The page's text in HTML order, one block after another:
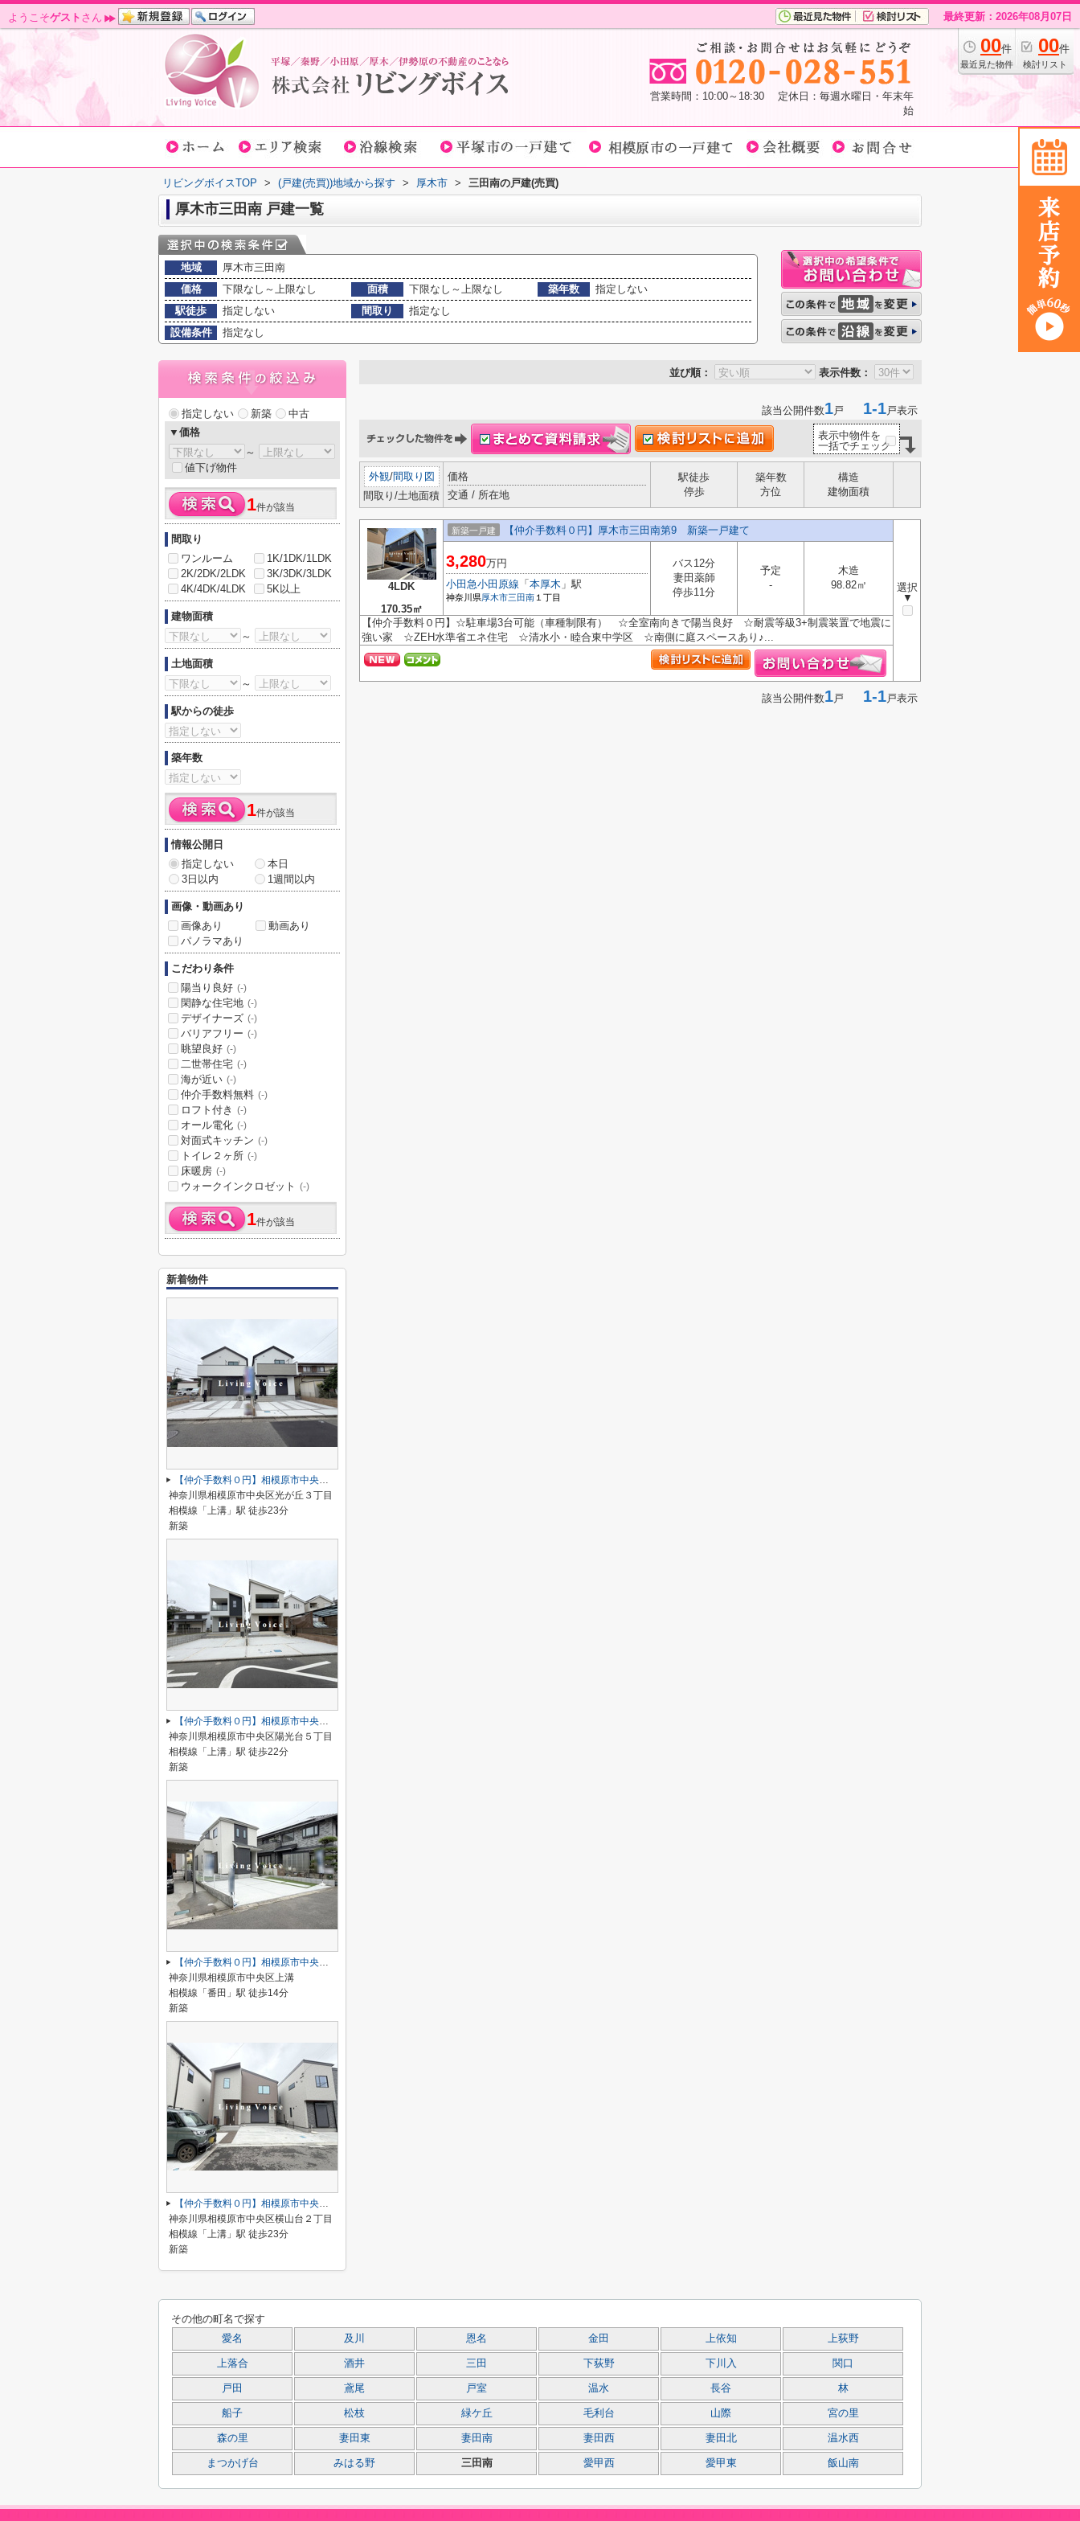
ようこそゲスト さん 最終更新：2026年08月07日
00件
最近見た物件
00件
検討リスト
営業時間：10:00～18:30 定休日：毎週水曜日・年末年
始
リビングボイスTOP > (戸建(売買))地域から探す > 厚木市 > 三田南の戸建(売買)
厚木市三田南 戸建一覧
地域
厚木市三田南
価格
下限なし～上限なし 面積 下限なし～上限なし 築年数
指定しない
駅徒歩
指定しない 間取り
指定なし
設備条件
指定なし
並び順： 表示件数：
該当公開件数1戸 1-1戸表示
表示中物件を
一括でチェック
外観/間取り図
間取り/土地面積
価格
交通 / 所在地
駅徒歩
停歩
築年数
方位
構造
建物面積
4LDK
170.35㎡
新築一戸建 【仲介手数料０円】厚木市三田南第9 新築一戸建て
選択
▼
3,280万円
小田急小田原線 「 本厚木 」駅
神奈川県厚木市三田南 １丁目
バス12分
妻田薬師
停歩11分
予定
-
木造
98.82㎡
【仲介手数料０円】☆駐車場3台可能（車種制限有） ☆全室南向きで陽当良好 ☆耐震等級3+制震装置で地震に
強い家 ☆ZEH水準省エネ住宅 ☆清水小・睦合東中学区 ☆南側に庭スペースあり♪...
該当公開件数1戸 1-1戸表示
指定しない 新築
中古
▼価格
～
値下げ物件
1件が該当
間取り
ワンルーム
1K/1DK/1LDK
2K/2DK/2LDK
3K/3DK/3LDK
4K/4DK/4LDK
5K以上
建物面積
～
土地面積
～
駅からの徒歩
築年数
1件が該当
情報公開日
指定しない
本日
3日以内
1週間以内
画像・動画あり
画像あり
動画あり
パノラマあり
こだわり条件
陽当り良好 (-)
閑静な住宅地 (-)
デザイナーズ (-)
バリアフリー (-)
眺望良好 (-)
二世帯住宅 (-)
海が近い (-)
仲介手数料無料 (-)
ロフト付き (-)
オール電化 (-)
対面式キッチン (-)
トイレ２ヶ所 (-)
床暖房 (-)
ウォークインクロゼット (-)
1件が該当
新着物件
【仲介手数料０円】相模原市中央区光が丘4期 新築一戸建て 全2棟
神奈川県相模原市中央区光が丘３丁目
相模線「上溝」駅 徒歩23分
新築
【仲介手数料０円】相模原市中央区陽光台5丁目 新築一戸建て
神奈川県相模原市中央区陽光台５丁目
相模線「上溝」駅 徒歩22分
新築
【仲介手数料０円】相模原市中央区上溝 新築一戸建て
神奈川県相模原市中央区上溝
相模線「番田」駅 徒歩14分
新築
【仲介手数料０円】相模原市中央区横山台2丁目（1～8号棟）新築一戸建て 1号棟 全19棟
神奈川県相模原市中央区横山台２丁目
相模線「上溝」駅 徒歩23分
新築
その他の町名で探す
愛名 及川 恩名 金田 上依知 上荻野
上落合 酒井 三田 下荻野 下川入 関口
戸田 鳶尾 戸室 温水 長谷 林
船子 松枝 緑ケ丘 毛利台 山際 宮の里
森の里 妻田東 妻田南 妻田西 妻田北 温水西
まつかげ台 みはる野 三田南 愛甲西 愛甲東 飯山南